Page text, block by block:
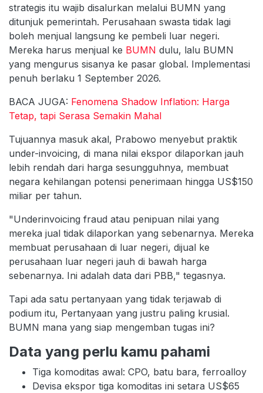
strategis itu wajib disalurkan melalui BUMN yang
ditunjuk pemerintah. Perusahaan swasta tidak lagi
boleh menjual langsung ke pembeli luar negeri.
Mereka harus menjual ke BUMN dulu, lalu BUMN
yang mengurus sisanya ke pasar global. Implementasi
penuh berlaku 1 September 2026.
BACA JUGA: Fenomena Shadow Inflation: Harga
Tetap, tapi Serasa Semakin Mahal
Tujuannya masuk akal, Prabowo menyebut praktik
under-invoicing, di mana nilai ekspor dilaporkan jauh
lebih rendah dari harga sesungguhnya, membuat
negara kehilangan potensi penerimaan hingga US$150
miliar per tahun.
"Underinvoicing fraud atau penipuan nilai yang
mereka jual tidak dilaporkan yang sebenarnya. Mereka
membuat perusahaan di luar negeri, dijual ke
perusahaan luar negeri jauh di bawah harga
sebenarnya. Ini adalah data dari PBB," tegasnya.
Tapi ada satu pertanyaan yang tidak terjawab di
podium itu, Pertanyaan yang justru paling krusial.
BUMN mana yang siap mengemban tugas ini?
Data yang perlu kamu pahami
Tiga komoditas awal: CPO, batu bara, ferroalloy
Devisa ekspor tiga komoditas ini setara US$65